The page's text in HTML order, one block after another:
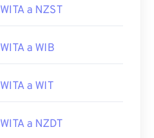
WITA a NZST
WITA a WIB
WITA a WIT
WITA a NZDT